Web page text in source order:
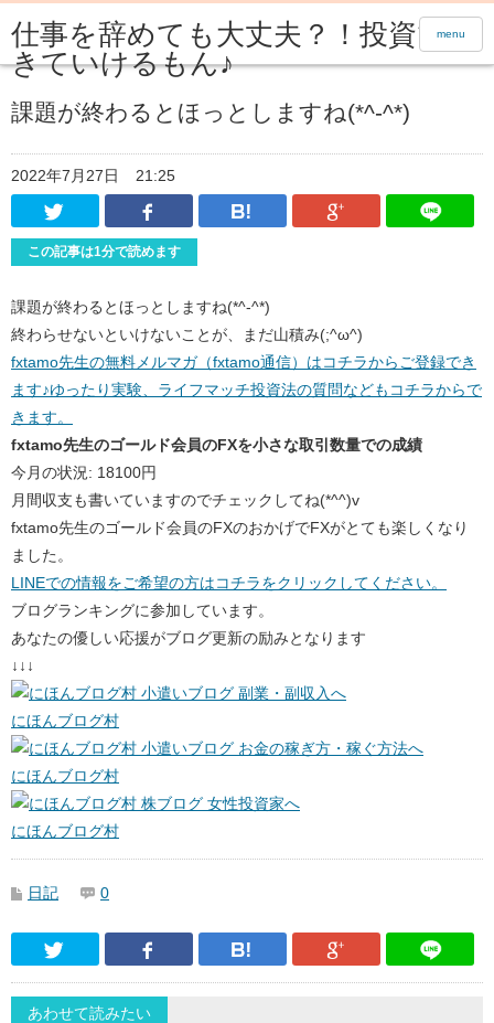
仕事を辞めても大丈夫？！投資で生
きていけるもん♪
menu
課題が終わるとほっとしますね(*^-^*)
2022年7月27日
21:25
Twitter
Facebook はてなブックマーク
Google
この記事は1分で読めます
課題が終わるとほっとしますね(*^-^*)
終わらせないといけないことが、まだ山積み(;^ω^)
fxtamo先生の無料メルマガ（fxtamo通信）はコチラからご登録でき
ます♪ゆったり実験、ライフマッチ投資法の質問などもコチラからで
きます。
fxtamo先生のゴールド会員のFXを小さな取引数量での成績
今月の状況: 18100円
月間収支も書いていますのでチェックしてね(*^^)v
fxtamo先生のゴールド会員のFXのおかげでFXがとても楽しくなり
ました。
LINEでの情報をご希望の方はコチラをクリックしてください。
ブログランキングに参加しています。
あなたの優しい応援がブログ更新の励みとなります
↓↓↓
にほんブログ村
にほんブログ村
にほんブログ村
日記 0
Twitter Facebook はてなブックマーク
Google
あわせて読みたい